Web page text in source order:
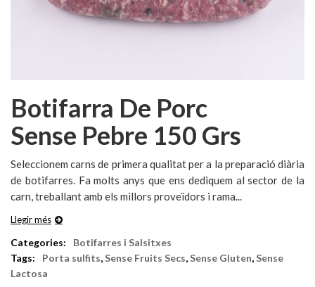
Botifarra De Porc
Sense Pebre 150 Grs
Seleccionem carns de primera qualitat per a la preparació diària
de botifarres. Fa molts anys que ens dediquem al sector de la
carn, treballant amb els millors proveïdors i rama...
Llegir més
Categories:
Botifarres i Salsitxes
Tags:
Porta sulfits,Sense Fruits Secs,Sense Gluten,Sense
Lactosa